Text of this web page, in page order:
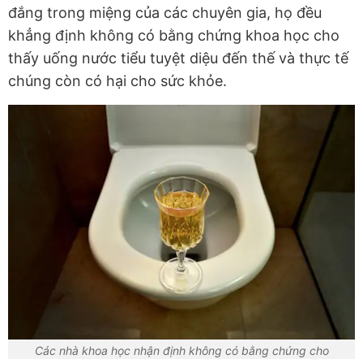
đắng trong miệng của các chuyên gia, họ đều
khẳng định không có bằng chứng khoa học cho
thấy uống nước tiểu tuyệt diệu đến thế và thực tế
chúng còn có hại cho sức khỏe.
Các nhà khoa học nhận định không có bằng chứng cho